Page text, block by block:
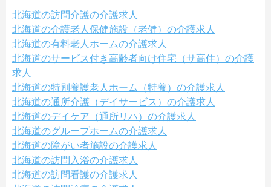
北海道の訪問介護の介護求人
北海道の介護老人保健施設（老健）の介護求人
北海道の有料老人ホームの介護求人
北海道のサービス付き高齢者向け住宅（サ高住）の介護
求人
北海道の特別養護老人ホーム（特養）の介護求人
北海道の通所介護（デイサービス）の介護求人
北海道のデイケア（通所リハ）の介護求人
北海道のグループホームの介護求人
北海道の障がい者施設の介護求人
北海道の訪問入浴の介護求人
北海道の訪問看護の介護求人